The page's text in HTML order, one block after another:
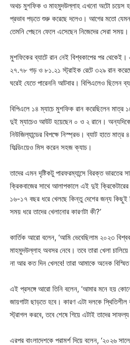
অথচ মুশফিক ও মাহমুদউল্লাহ এখনো অটো চয়েস
প্রভাব পড়তে শুরু করেছে দলেও। আগের মতো যেমন
তেমনি পেছনে ফেলে এসেছেন নিজেদের সেরা সময়।
মুশফিকের ব্যাটে রান নেই বিশ্বকাপের পর
২৭.৭৮ গড় ও ৮১.২১ স্ট্রাইক রেটে ৩২৯ রান
ঘরেই যেতে পারেননি আটবার। বিপিএলেও ছিলেন
বিপিএলে ১৪ ম্যাচে মুশফিক রান করেছিলেন
দুই ম্যাচেও আউট হয়েছেন ০ ও ২ রানে।
নিউজিল্যান্ডের বিপক্ষে নিস্প্রভ। ব্যাট হাতে
ফিল্ডিংয়েও মিস করেন সহজ ক্যাচ।
তাদের এমন দৃষ্টিকটু পারফরম্যান্সে বিরক্ত ভারতের
ক্রিকবাজের সাথে আলাপকালে এই দুই ক্রিকেটারের
১৬-১৭ বছর ধরে খেলছে কিন্তু দেশের জন্য কিছুই
সময় ধরে তাদের খেলানোর কারণটা কী?’
কার্তিক আরো বলেন, ‘আমি ভেবেছিলাম ২০২৩
মাহমুদউল্লাহ অবসর নেবে। তবে তারা খেলা
না আর কত দিন খেলবে! তারা আমাকে অনেক
এই প্রসঙ্গে আরো তিনি বলেন, ‘আমার মনে হয়
জায়গাটা ছাড়তে হবে। কারণ এটা দলকে
স্ট্রাগল করবে, তবে শেষে গিয়ে এটাই তাদের সাফল্য
এরপর বাংলাদেশকে পরামর্শ দিয়ে বলেন, ‘২০২৬